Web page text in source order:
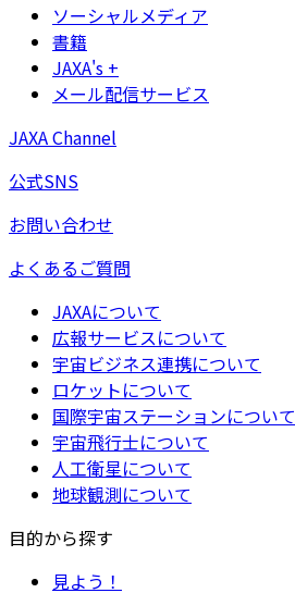
ソーシャルメディア
書籍
JAXA's +
メール配信サービス
JAXA Channel
公式SNS
お問い合わせ
よくあるご質問
JAXAについて
広報サービスについて
宇宙ビジネス連携について
ロケットについて
国際宇宙ステーションについて
宇宙飛行士について
人工衛星について
地球観測について
目的から探す
見よう！